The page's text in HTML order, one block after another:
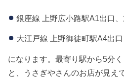
銀座線 上野広小路駅A1出口
大江戸線 上野御徒町駅A4出口
になります。最寄り駅から5分
と、うさぎやさんのお店が見え